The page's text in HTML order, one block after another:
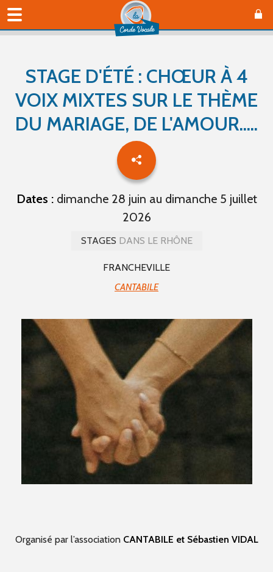
STAGE D'ÉTÉ : CHŒUR À 4
VOIX MIXTES SUR LE THÈME
DU MARIAGE, DE L'AMOUR.....
Dates :dimanche 28 juin au dimanche 5 juillet
2026
STAGES DANS LE RHÔNE
FRANCHEVILLE
CANTABILE
Organisé par l’association CANTABILE et Sébastien VIDAL